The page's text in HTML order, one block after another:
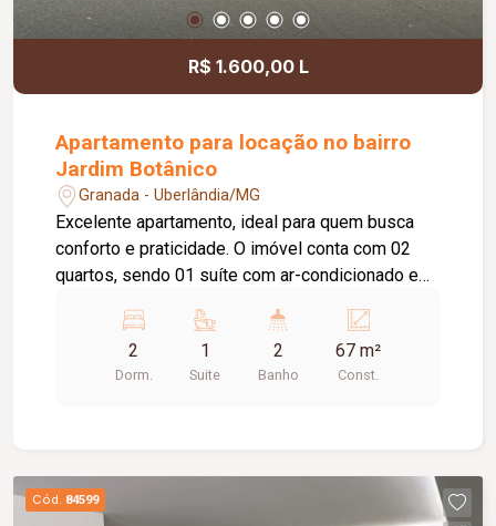
R$ 1.600,00 L
Apartamento para locação no bairro
Jardim Botânico
Granada - Uberlândia/MG
Excelente apartamento, ideal para quem busca
conforto e praticidade. O imóvel conta com 02
quartos, sendo 01 suíte com ar-condicionado e
suíte possui box em vidro. A área social é
composta por sala, cozinha com armários,
proporcionando mais funcionalidade no dia a dia,
para os moradores. Agende uma visita e conheça
este excelente imóvel. Entre em contato com um
2
Dorm.
1
Suite
2
Banho
67 m²
Const.
Cód. 84599